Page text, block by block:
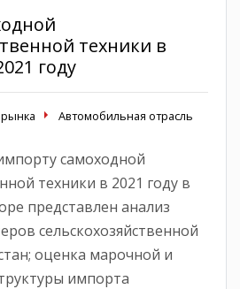
техники в
году
Автомобильная отрасль
самоходной
техники в 2021 году в
представлен анализ
сельскохозяйственной
оценка марочной и
импорта